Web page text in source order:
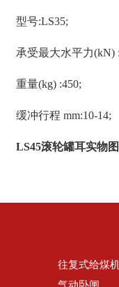
型号:LS35;
承受最大水平力(kN)
重量(kg) :450;
缓冲行程 mm:10-14;
LS45滚轮罐耳实物图
往复式给煤